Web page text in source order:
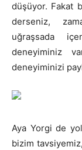
düşüyor. Fakat
derseniz,
uğraşsada
deneyiminiz
deneyiminizi
Aya Yorgi de
bizim